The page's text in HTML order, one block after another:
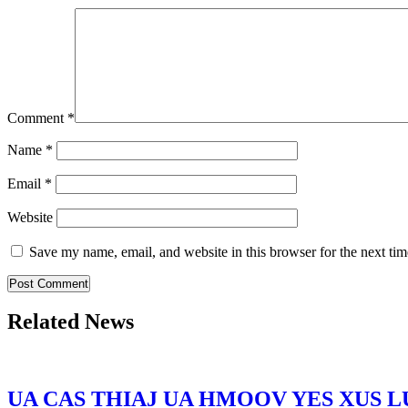
Comment *
Name *
Email *
Website
Save my name, email, and website in this browser for the next
Related News
UA CAS THIAJ UA HMOOV YES XUS